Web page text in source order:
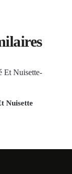
Nuisette